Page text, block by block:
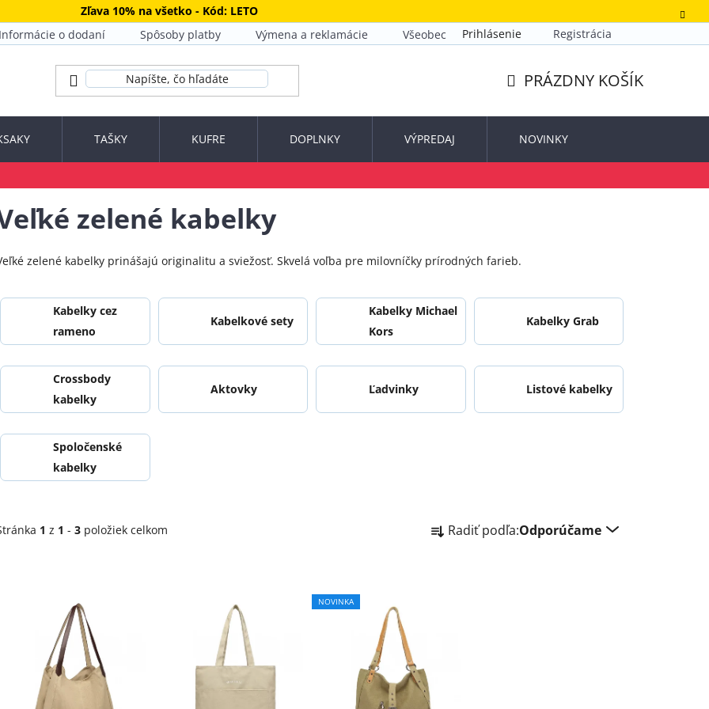
Zľava 10% na všetko - Kód: LETO
Informácie o dodaní Spôsoby platby Výmena a reklamácie Všeobecné obchodné podmienky
Prihlásenie Registrácia
KOŠÍK
PRÁZDNY KOŠÍK
TAŠKY KUFRE DOPLNKY VÝPREDAJ NOVINKY
zelené kabelky
zelené kabelky prinášajú originalitu a sviežosť. Skvelá voľba pre milovníčky prírodných farieb.
Kabelky cez
rameno
Kabelkové sety
Kabelky Michael
Kors
Kabelky Grab
Crossbody
kabelky
Aktovky Ľadvinky Listové kabelky
Spoločenské
kabelky
1 z 1 - 3 položiek celkom a
o
Radiť podľa:Odporúčame
NOVINKA